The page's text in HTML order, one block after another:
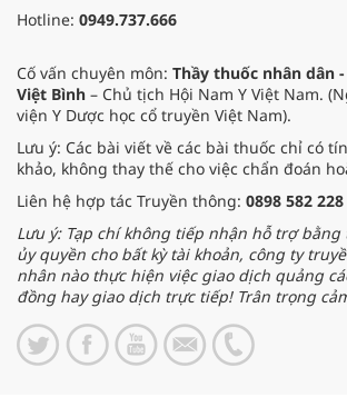
Hotline: 0949.737.666
Cố vấn chuyên môn: Thầy thuốc nhân dân -
Việt Bình – Chủ tịch Hội Nam Y Việt Nam.
viện Y Dược học cổ truyền Việt Nam).
Lưu ý: Các bài viết về các bài thuốc chỉ có
khảo, không thay thế cho việc chẩn đoán
Liên hệ hợp tác Truyền thông: 0898 582 228
Lưu ý: Tạp chí không tiếp nhận hỗ trợ
ủy quyền cho bất kỳ tài khoản, công ty
nhân nào thực hiện việc giao dịch quảng
đồng hay giao dịch trực tiếp! Trân trọng